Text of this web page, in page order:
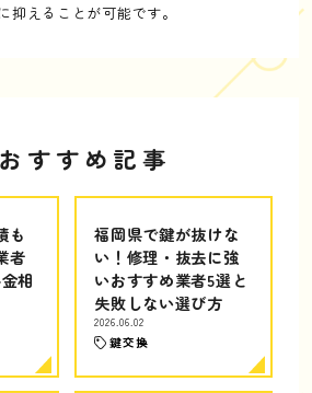
抑えることが可能です。
おすすめ記事
も
者
相
福岡県で鍵が抜けな
い！修理・抜去に強
いおすすめ業者5選と
失敗しない選び方
2026.06.02
鍵交換